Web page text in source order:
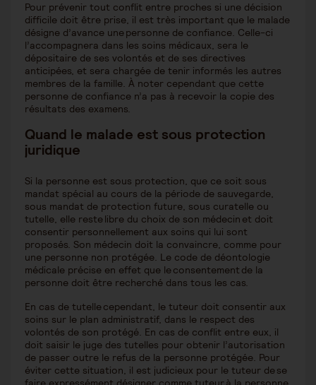
Pour prévenir tout conflit entre proches si une décision
difficile doit être prise, il est très important que le malade
désigne d’avance une personne de confiance. Celle-ci
l’accompagnera dans les soins médicaux, sera le
dépositaire de ses volontés et de ses directives
anticipées, et sera chargée de tenir informés les autres
membres de la famille. À noter cependant que cette
personne de confiance n’a pas à recevoir la copie des
résultats des examens.
Quand le malade est sous protection
juridique
Si la personne est sous protection, que ce soit sous
mandat spécial au cours de la période de sauvegarde,
sous mandat de protection future, sous curatelle ou
tutelle, elle reste libre du choix de son médecin et doit
consentir personnellement aux soins qui lui sont
proposés. Son médecin doit la convaincre, comme pour
une personne non protégée. Le code de déontologie
médicale précise en effet que le consentement de la
personne doit être recherché dans tous les cas.
En cas de tutelle cependant, le tuteur doit consentir aux
soins sur le plan administratif, dans le respect des
volontés de son protégé. En cas de conflit entre eux, il
doit saisir le juge des tutelles pour obtenir l’autorisation
de passer outre le refus de la personne protégée. Pour
éviter cette situation, il est judicieux pour le tuteur de se